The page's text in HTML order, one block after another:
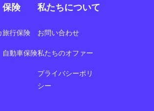
保険
旅行保険
自動車保険
私たちについて
お問い合わせ
私たちのオファー
プライバシーポリ
シー